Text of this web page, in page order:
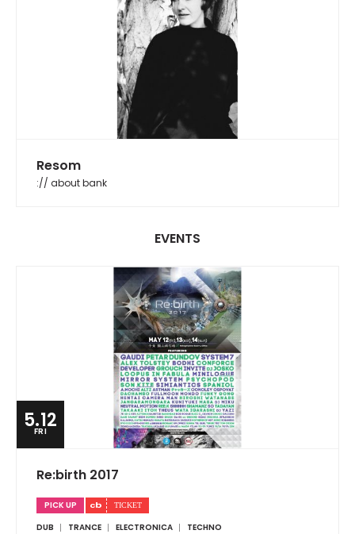
Resom
:// about bank
EVENTS
5.12
FRI
Re:birth 2017
PICK UP
DUB
TRANCE ELECTRONICA TECHNO